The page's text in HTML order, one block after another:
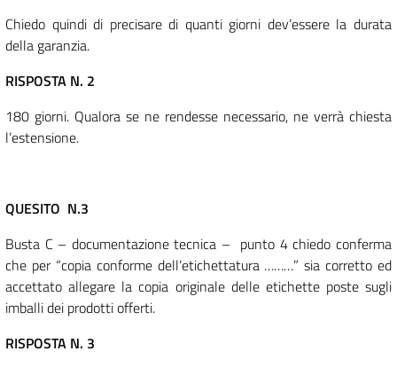
Chiedo quindi di precisare di quanti giorni dev’essere la durata
della garanzia.
RISPOSTA N. 2
180 giorni. Qualora se ne rendesse necessario, ne verrà chiesta
l’estensione.
QUESITO N.3
Busta C – documentazione tecnica – punto 4 chiedo conferma
che per “copia conforme dell’etichettatura ………” sia corretto ed
accettato allegare la copia originale delle etichette poste sugli
imballi dei prodotti offerti.
RISPOSTA N. 3